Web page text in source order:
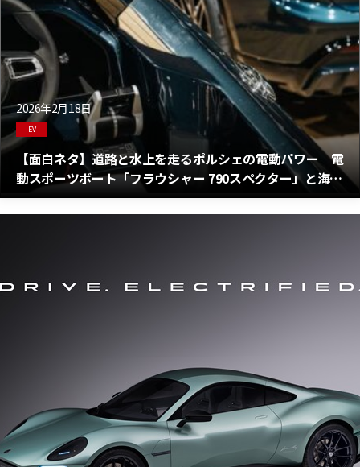
2026年2月18日
EV
【面白ネタ】道路と水上を走るポルシェの電動パワー 電
動スポーツボート「フラウシャー 790スペクター」と海か
らインスピレーションを得た「マカン」のデザインスタデ
ィ